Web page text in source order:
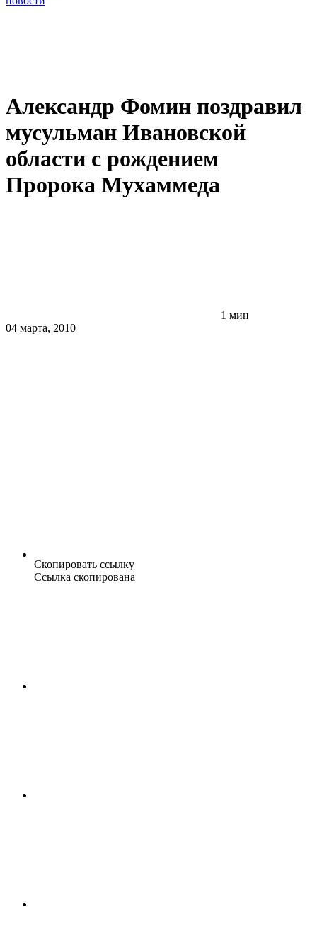
Александр Фомин поздравил
мусульман Ивановской
области с рождением
Пророка Мухаммеда
1 мин
04 марта, 2010
Скопировать ссылку
Ссылка скопирована